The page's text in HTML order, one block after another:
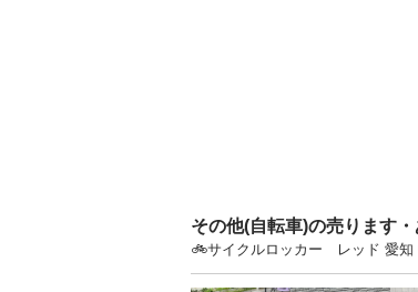
その他(自転車)の売ります
🚲サイクルロッカー レッド 愛知